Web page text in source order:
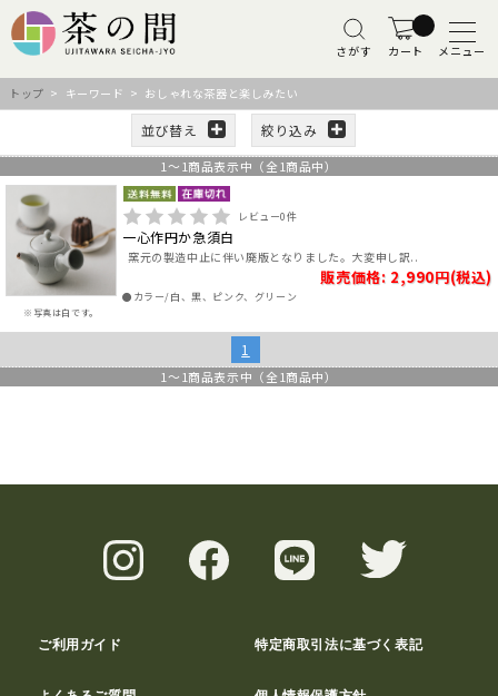
さがす カート メニュー
トップ > キーワード > おしゃれな茶器と楽しみたい
並び替え 絞り込み
1 ～ 1商品表示中（全 1商品中）
※写真は白です。
レビュー0件
一心作円か急須白
窯元の製造中止に伴い廃版となりました。大変申し訳..
販売価格: 2,990円(税込)
●カラー/白、黒、ピンク、グリーン
1
1 ～ 1商品表示中（全 1商品中）
ご利用ガイド 特定商取引法に基づく表記